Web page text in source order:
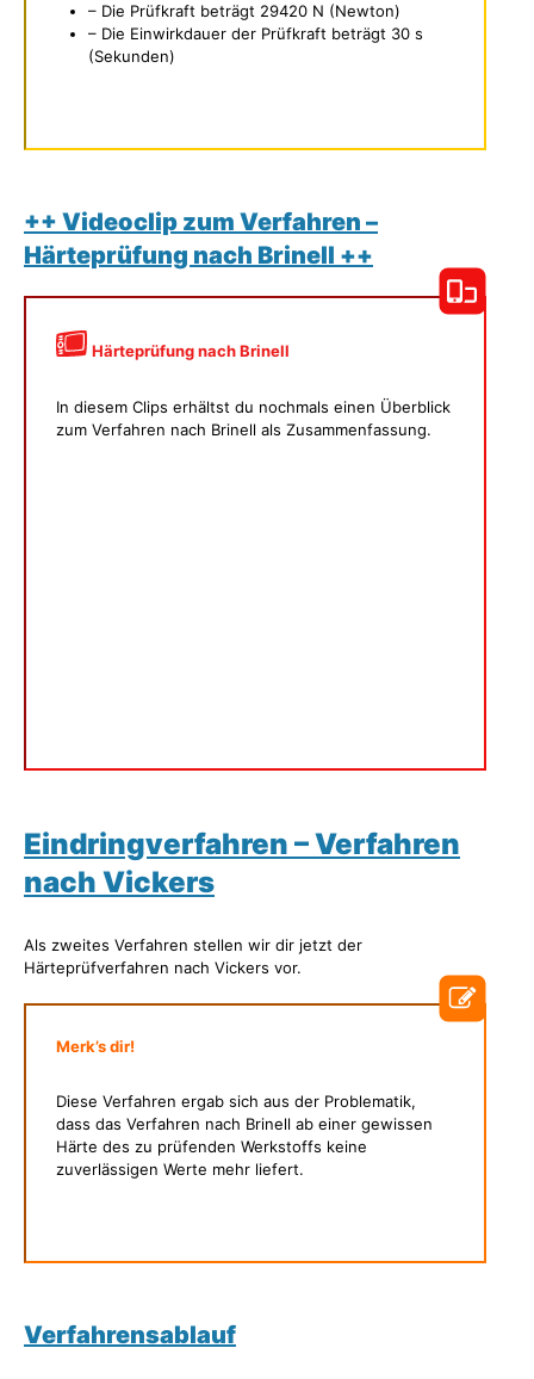
– Die Prüfkraft beträgt 29420 N (Newton)
– Die Einwirkdauer der Prüfkraft beträgt 30 s
(Sekunden)
++ Videoclip zum Verfahren –
Härteprüfung nach Brinell ++
Härteprüfung nach Brinell
In diesem Clips erhältst du nochmals einen Überblick
zum Verfahren nach Brinell als Zusammenfassung.
Eindringverfahren – Verfahren
nach Vickers
Als zweites Verfahren stellen wir dir jetzt der
Härteprüfverfahren nach Vickers vor.
Merk’s dir!
Diese Verfahren ergab sich aus der Problematik,
dass das Verfahren nach Brinell ab einer gewissen
Härte des zu prüfenden Werkstoffs keine
zuverlässigen Werte mehr liefert.
Verfahrensablauf